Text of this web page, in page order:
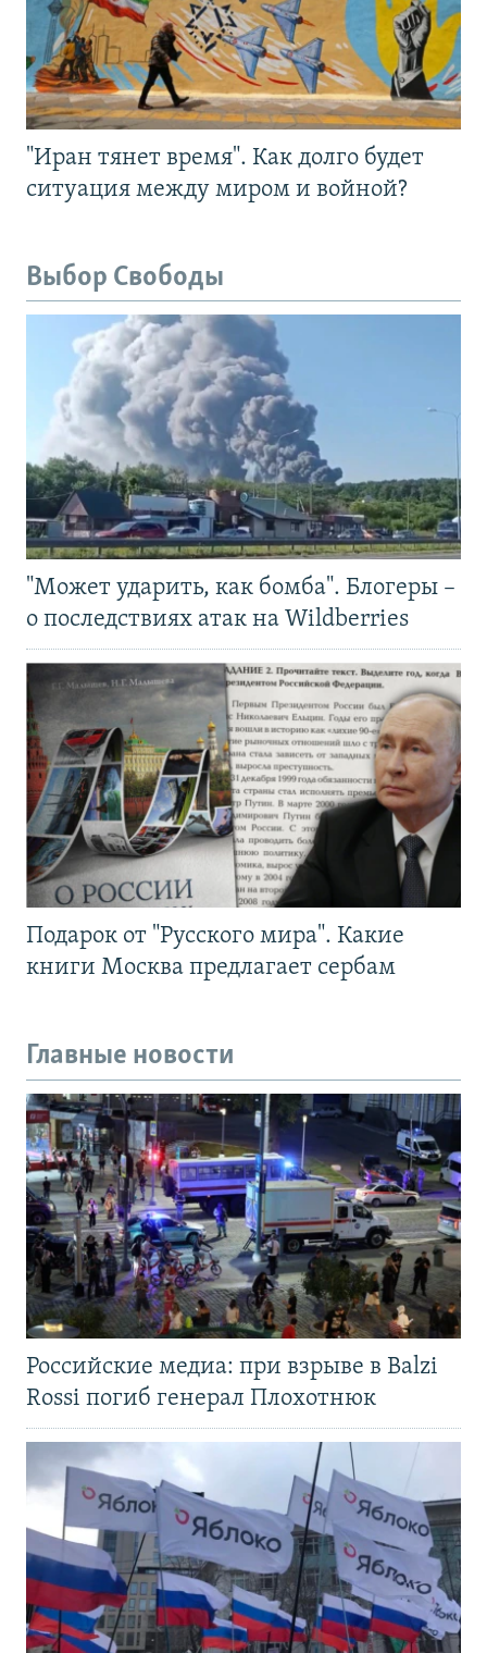
"Иран тянет время". Как долго будет
ситуация между миром и войной?
Выбор Свободы
"Может ударить, как бомба". Блогеры –
о последствиях атак на Wildberries
Подарок от "Русского мира". Какие
книги Москва предлагает сербам
Главные новости
Российские медиа: при взрыве в Balzi
Rossi погиб генерал Плохотнюк